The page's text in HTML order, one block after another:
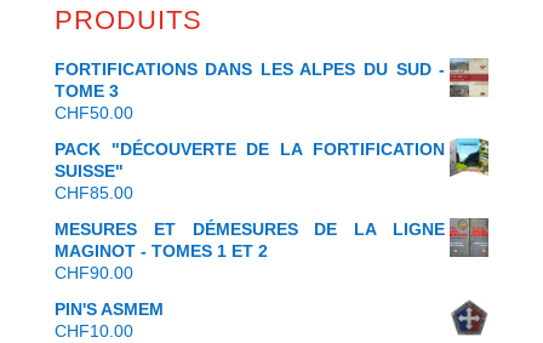
PRODUITS
FORTIFICATIONS DANS LES ALPES DU SUD -
TOME 3
CHF50.00
PACK "DÉCOUVERTE DE LA FORTIFICATION
SUISSE"
CHF85.00
MESURES ET DÉMESURES DE LA LIGNE
MAGINOT - TOMES 1 ET 2
CHF90.00
PIN'S ASMEM
CHF10.00